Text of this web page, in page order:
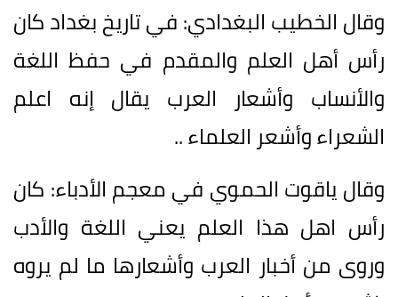
وقال الخطيب البغدادي: في تاريخ بغداد كان
رأس أهل العلم والمقدم في حفظ اللغة
والأنساب وأشعار العرب يقال إنه اعلم
الشعراء وأشعر العلماء ..
وقال ياقوت الحموي في معجم الأدباء: كان
رأس اهل هذا العلم يعني اللغة والأدب
وروى من أخبار العرب وأشعارها ما لم يروه